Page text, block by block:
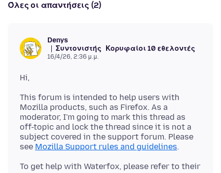
Όλες οι απαντήσεις (2)
Denys
Συντονιστής
Κορυφαίοι 10 εθελοντές
16/4/26, 2:36 μ.μ.
This forum is intended to help users with
Mozilla products, such as Firefox. As a
moderator, I'm going to mark this thread as
off-topic and lock the thread since it is not a
subject covered in the support forum. Please
see Mozilla Support rules and guidelines
To get help with Waterfox, please refer to their